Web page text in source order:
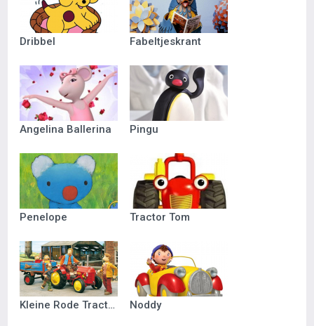
Dribbel Fabeltjeskrant
Angelina Ballerina Pingu
Penelope Tractor Tom
Kleine Rode Tractor Noddy